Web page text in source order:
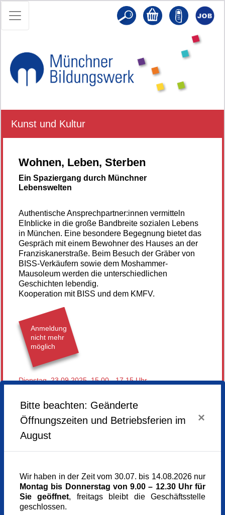
Kunst und Kultur
Wohnen, Leben, Sterben
Ein Spaziergang durch Münchner
Lebenswelten
Authentische Ansprechpartner:innen vermitteln
EInblicke in die große Bandbreite sozialen Lebens
in München. Eine besondere Begegnung bietet das
Gespräch mit einem Bewohner des Hauses an der
Franziskanerstraße. Beim Besuch der Gräber von
BISS-Verkäufern sowie dem Moshammer-
Mausoleum werden die unterschiedlichen
Geschichten lebendig.
Kooperation mit BISS und dem KMFV.
Anmeldung
nicht mehr
möglich
Dienstag,23.09.2025,15.00 - 17.15 Uhr
Veranstaltungsort
Rio Filmpalast (außen)
Rosenheimer Str. 46
München
Kursgebühr
Student:innen und Inhaber:innen des
Münchenpasses
5 €
Referent_in
Bitte beachten: Geänderte
Öffnungszeiten und Betriebsferien im
August
×
Wir haben in der Zeit vom 30.07. bis 14.08.2026 nur
Montag bis Donnerstag von 9.00 – 12.30 Uhr für
Sie geöffnet, freitags bleibt die Geschäftsstelle
geschlossen.